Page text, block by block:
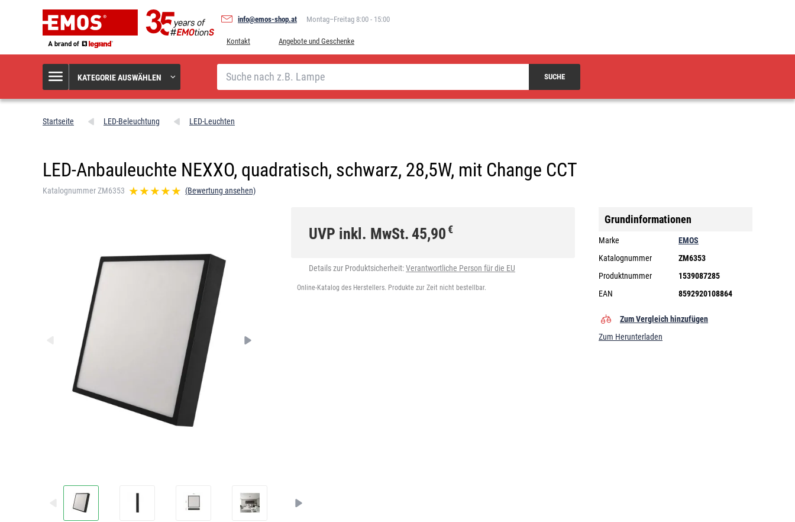
info@emos-shop.at Montag–Freitag 8:00 - 15:00
Kontakt Angebote und Geschenke
KATEGORIE AUSWÄHLEN
Suche
SUCHE
Startseite LED-Beleuchtung LED-Leuchten
LED-Anbauleuchte NEXXO, quadratisch, schwarz, 28,5W, mit Change CCT
Katalognummer ZM6353 (Bewertung ansehen)
UVP inkl. MwSt. 45,90€
Details zur Produktsicherheit:Verantwortliche Person für die EU
Online-Katalog des Herstellers. Produkte zur Zeit nicht bestellbar.
Grundinformationen
Marke
EMOS
Katalognummer
ZM6353
Produktnummer
1539087285
EAN
8592920108864
Zum Vergleich hinzufügen
Zum Herunterladen